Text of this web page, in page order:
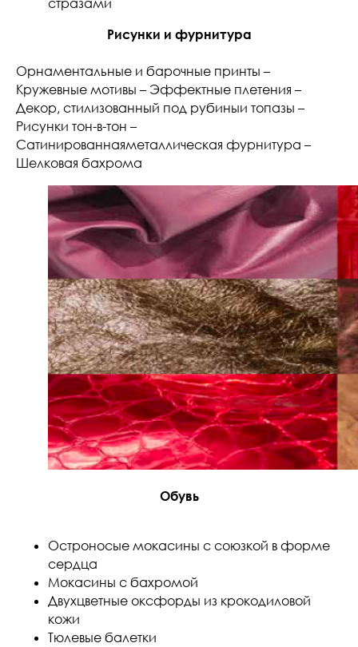
стразами
Рисунки и фурнитура
Орнаментальные и барочные принты –
Кружевные мотивы – Эффектные плетения –
Декор, стилизованный под рубиныи топазы –
Рисунки тон-в-тон –
Сатинированнаяметаллическая фурнитура –
Шелковая бахрома
Обувь
Остроносые мокасины с союзкой в форме
сердца
Мокасины с бахромой
Двухцветные оксфорды из крокодиловой
кожи
Тюлевые балетки